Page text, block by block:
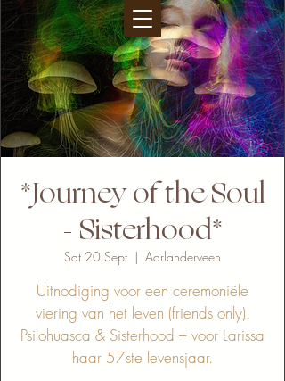
*Journey of the Soul
- Sisterhood*
Sat 20 Sept
  |
Aarlanderveen
Uitnodiging voor een ceremoniële
viering van het leven (friends only).
Psilohuasca & Sisterhood – voor Larissa